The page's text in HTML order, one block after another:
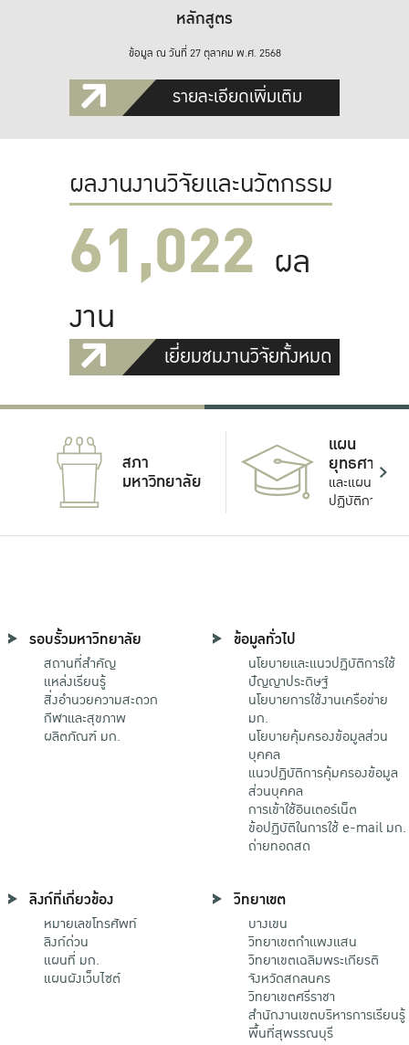
หลักสูตร
ข้อมูล ณ วันที่ 27 ตุลาคม พ.ศ. 2568
รายละเอียดเพิ่มเติม
ผลงานงานวิจัยและนวัตกรรม
61,022 ผล
งาน
เยี่ยมชมงานวิจัยทั้งหมด
สภา
มหาวิทยาลัย
แผน
ยุทธศาสตร์
และแผน
ปฏิบัติการ
รอบรั้วมหาวิทยาลัย
สถานที่สำคัญ
แหล่งเรียนรู้
สิ่งอำนวยความสะดวก
กีฬาและสุขภาพ
ผลิตภัณฑ์ มก.
ข้อมูลทั่วไป
นโยบายและแนวปฏิบัติการใช้
ปัญญาประดิษฐ์
นโยบายการใช้งานเครือข่าย
มก.
นโยบายคุ้มครองข้อมูลส่วน
บุคคล
แนวปฏิบัติการคุ้มครองข้อมูล
ส่วนบุคคล
การเข้าใช้อินเตอร์เน็ต
ข้อปฏิบัติในการใช้ e-mail มก.
ถ่ายทอดสด
ลิงก์ที่เกี่ยวข้อง
หมายเลขโทรศัพท์
ลิงก์ด่วน
แผนที่ มก.
แผนผังเว็บไซต์
วิทยาเขต
บางเขน
วิทยาเขตกําแพงแสน
วิทยาเขตเฉลิมพระเกียรติ
จังหวัดสกลนคร
วิทยาเขตศรีราชา
สำนักงานเขตบริหารการเรียนรู้
พื้นที่สุพรรณบุรี